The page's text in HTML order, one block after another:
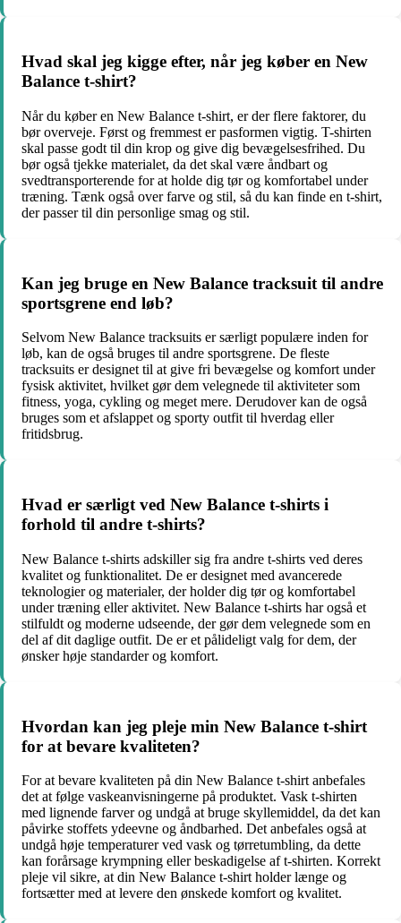
Hvad skal jeg kigge efter, når jeg køber en New
Balance t-shirt?
Når du køber en New Balance t-shirt, er der flere faktorer, du
bør overveje. Først og fremmest er pasformen vigtig. T-shirten
skal passe godt til din krop og give dig bevægelsesfrihed. Du
bør også tjekke materialet, da det skal være åndbart og
svedtransporterende for at holde dig tør og komfortabel under
træning. Tænk også over farve og stil, så du kan finde en t-shirt,
der passer til din personlige smag og stil.
Kan jeg bruge en New Balance tracksuit til andre
sportsgrene end løb?
Selvom New Balance tracksuits er særligt populære inden for
løb, kan de også bruges til andre sportsgrene. De fleste
tracksuits er designet til at give fri bevægelse og komfort under
fysisk aktivitet, hvilket gør dem velegnede til aktiviteter som
fitness, yoga, cykling og meget mere. Derudover kan de også
bruges som et afslappet og sporty outfit til hverdag eller
fritidsbrug.
Hvad er særligt ved New Balance t-shirts i
forhold til andre t-shirts?
New Balance t-shirts adskiller sig fra andre t-shirts ved deres
kvalitet og funktionalitet. De er designet med avancerede
teknologier og materialer, der holder dig tør og komfortabel
under træning eller aktivitet. New Balance t-shirts har også et
stilfuldt og moderne udseende, der gør dem velegnede som en
del af dit daglige outfit. De er et pålideligt valg for dem, der
ønsker høje standarder og komfort.
Hvordan kan jeg pleje min New Balance t-shirt
for at bevare kvaliteten?
For at bevare kvaliteten på din New Balance t-shirt anbefales
det at følge vaskeanvisningerne på produktet. Vask t-shirten
med lignende farver og undgå at bruge skyllemiddel, da det kan
påvirke stoffets ydeevne og åndbarhed. Det anbefales også at
undgå høje temperaturer ved vask og tørretumbling, da dette
kan forårsage krympning eller beskadigelse af t-shirten. Korrekt
pleje vil sikre, at din New Balance t-shirt holder længe og
fortsætter med at levere den ønskede komfort og kvalitet.